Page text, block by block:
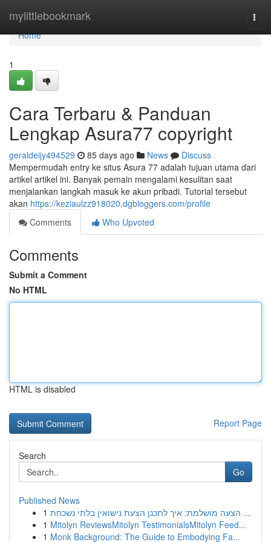
mylittlebookmark
Home
Home
1
Cara Terbaru & Panduan
Lengkap Asura77 copyright
geraldeijy494529 85 days ago News
Discuss
Mempermudah entry ke situs Asura 77 adalah tujuan utama dari
artikel artikel ini. Banyak pemain mengalami kesulitan saat
menjalankan langkah masuk ke akun pribadi. Tutorial tersebut
akan https://keziaulzz918020.dgbloggers.com/profile
Comments
Who Upvoted
Comments
Submit a Comment
No HTML
HTML is disabled
Report Page
Search
Go
Published News
1
הצעה מושלמת: איך לתכנן הצעת נישואין בלתי נשכחת ...
1 Mitolyn ReviewsMitolyn TestimonialsMitolyn Feed...
1 Monk Background: The Guide to Embodying Fa...